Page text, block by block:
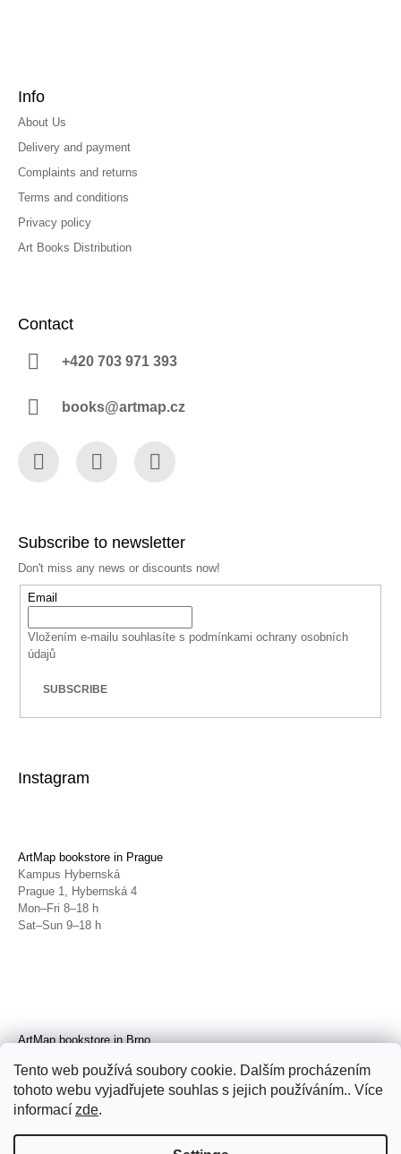
Tento web používá soubory cookie. Dalším procházením
tohoto webu vyjadřujete souhlas s jejich používáním.. Více
informací zde.
Info
About Us
Delivery and payment
Complaints and returns
Terms and conditions
Privacy policy
Art Books Distribution
Contact
+420 703 971 393
books@artmap.cz
Subscribe to newsletter
Don't miss any news or discounts now!
Email
Vložením e-mailu souhlasíte s podmínkami ochrany osobních
údajů
SUBSCRIBE
Instagram
ArtMap bookstore in Prague
Kampus Hybernská
Prague 1, Hybernská 4
Mon–Fri 8–18 h
Sat–Sun 9–18 h
ArtMap bookstore in Brno
Brno, Radnická 4
Tue–Fri 11–19 h
Sat 14–19 h